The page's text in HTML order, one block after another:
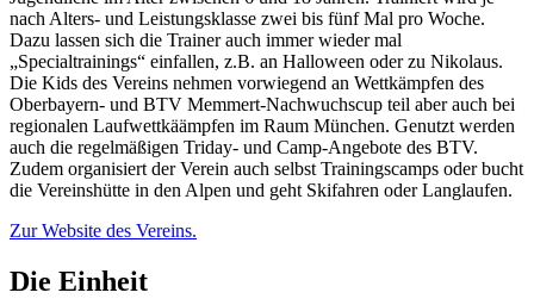
nach Alters- und Leistungsklasse zwei bis fünf Mal pro Woche.
Dazu lassen sich die Trainer auch immer wieder mal
„Specialtrainings“ einfallen, z.B. an Halloween oder zu Nikolaus.
Die Kids des Vereins nehmen vorwiegend an Wettkämpfen des
Oberbayern- und BTV Memmert-Nachwuchscup teil aber auch bei
regionalen Laufwettkäämpfen im Raum München. Genutzt werden
auch die regelmäßigen Triday- und Camp-Angebote des BTV.
Zudem organisiert der Verein auch selbst Trainingscamps oder bucht
die Vereinshütte in den Alpen und geht Skifahren oder Langlaufen.
Zur Website des Vereins.
Die Einheit